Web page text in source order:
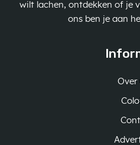
wilt lachen, ontdekken of je
ons ben je aan
Over